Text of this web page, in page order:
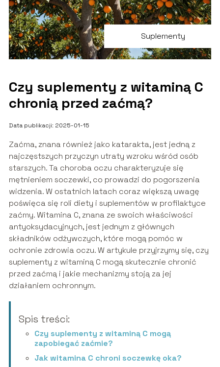
Suplementy
Czy suplementy z witaminą C
chronią przed zaćmą?
Data publikacji: 2025-01-15
Zaćma, znana również jako katarakta, jest jedną z
najczęstszych przyczyn utraty wzroku wśród osób
starszych. Ta choroba oczu charakteryzuje się
mętnieniem soczewki, co prowadzi do pogorszenia
widzenia. W ostatnich latach coraz większą uwagę
poświęca się roli diety i suplementów w profilaktyce
zaćmy. Witamina C, znana ze swoich właściwości
antyoksydacyjnych, jest jednym z głównych
składników odżywczych, które mogą pomóc w
ochronie zdrowia oczu. W artykule przyjrzymy się, czy
suplementy z witaminą C mogą skutecznie chronić
przed zaćmą i jakie mechanizmy stoją za jej
działaniem ochronnym.
Spis treści:
Czy suplementy z witaminą C mogą
zapobiegać zaćmie?
Jak witamina C chroni soczewkę oka?